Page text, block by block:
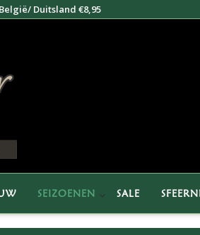
Duitsland €8,95
SEIZOENEN SALE